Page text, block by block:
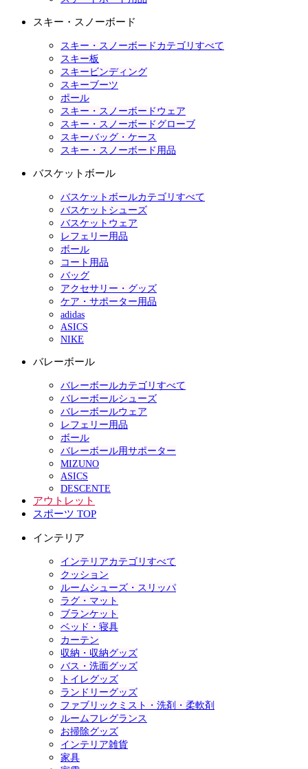
スキー・スノーボード
スキー・スノーボードカテゴリすべて
スキー板
スキービンディング
スキーブーツ
ポール
スキー・スノーボードウェア
スキー・スノーボードグローブ
スキーバッグ・ケース
スキー・スノーボード用品
バスケットボール
バスケットボールカテゴリすべて
バスケットシューズ
バスケットウェア
レフェリー用品
ボール
コート用品
バッグ
アクセサリー・グッズ
ケア・サポーター用品
adidas
ASICS
NIKE
バレーボール
バレーボールカテゴリすべて
バレーボールシューズ
バレーボールウェア
レフェリー用品
ボール
バレーボール用サポーター
MIZUNO
ASICS
DESCENTE
アウトレット
スポーツ TOP
インテリア
インテリアカテゴリすべて
クッション
ルームシューズ・スリッパ
ラグ・マット
ブランケット
ベッド・寝具
カーテン
収納・収納グッズ
バス・洗面グッズ
トイレグッズ
ランドリーグッズ
ファブリックミスト・洗剤・柔軟剤
ルームフレグランス
お掃除グッズ
インテリア雑貨
家具